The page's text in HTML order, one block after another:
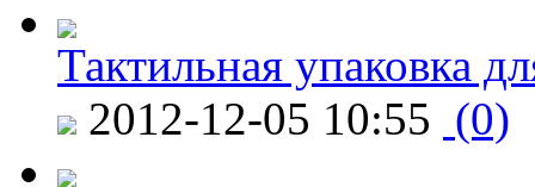
Тактильная упаковка
2012-12-05 10:55 (0)